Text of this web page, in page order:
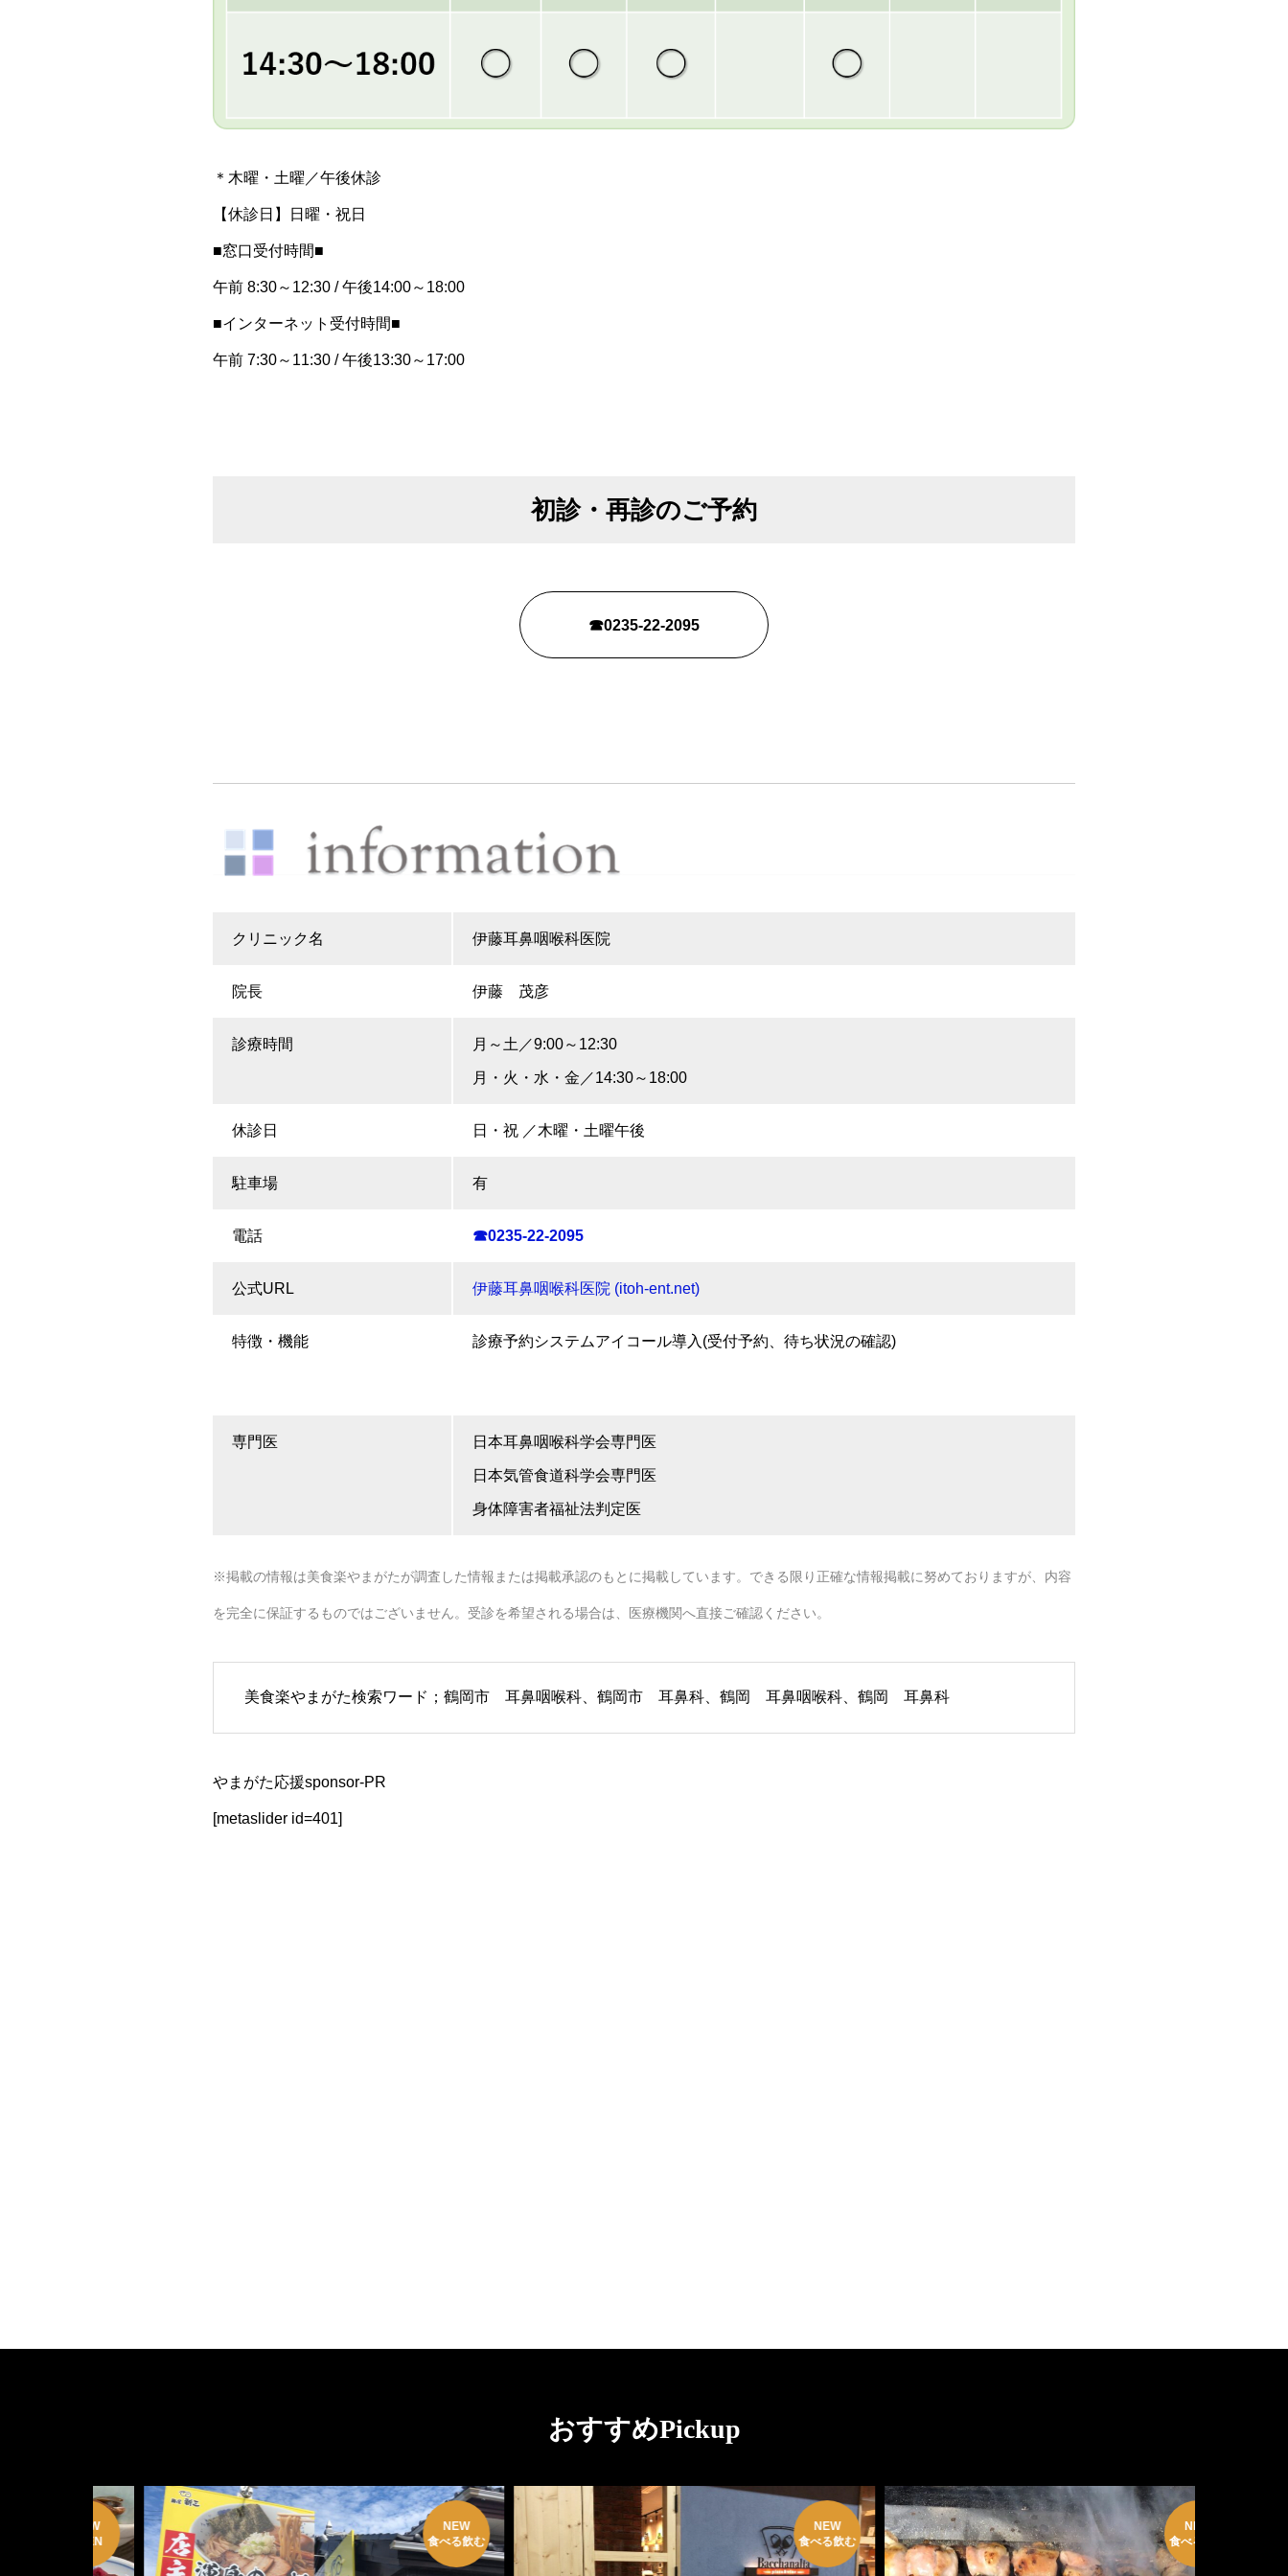
＊木曜・土曜／午後休診
【休診日】日曜・祝日
■窓口受付時間■
午前 8:30～12:30 / 午後14:00～18:00
■インターネット受付時間■
午前 7:30～11:30 / 午後13:30～17:00
初診・再診のご予約
☎0235-22-2095
クリニック名 伊藤耳鼻咽喉科医院
院長 伊藤 茂彦
診療時間 月～土／9:00～12:30
月・火・水・金／14:30～18:00
休診日 日・祝 ／木曜・土曜午後
駐車場 有
電話 ☎0235-22-2095
公式URL 伊藤耳鼻咽喉科医院 (itoh-ent.net)
特徴・機能 診療予約システムアイコール導入(受付予約、待ち状況の確認)
専門医 日本耳鼻咽喉科学会専門医
日本気管食道科学会専門医
身体障害者福祉法判定医
※掲載の情報は美食楽やまがたが調査した情報または掲載承認のもとに掲載しています。できる限り正確な情報掲載に努めておりますが、内容
を完全に保証するものではございません。受診を希望される場合は、医療機関へ直接ご確認ください。
美食楽やまがた検索ワード；鶴岡市 耳鼻咽喉科、鶴岡市 耳鼻科、鶴岡 耳鼻咽喉科、鶴岡 耳鼻科
やまがた応援sponsor-PR
[metaslider id=401]
おすすめPickup
NEW
食べる飲む
NEW
食べる飲む
NEW
食べる飲む